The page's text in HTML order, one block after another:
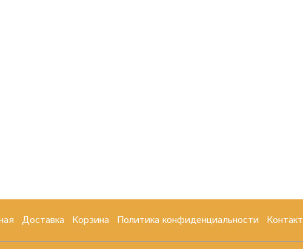
Доставка Корзина Политика конфиденциальности